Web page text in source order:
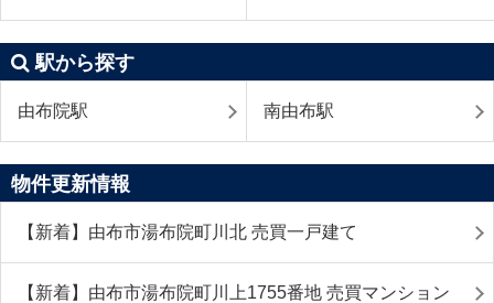
駅から探す
由布院駅 南由布駅
物件更新情報
【新着】由布市湯布院町川北 売買一戸建て
【新着】由布市湯布院町川上1755番地 売買マンション